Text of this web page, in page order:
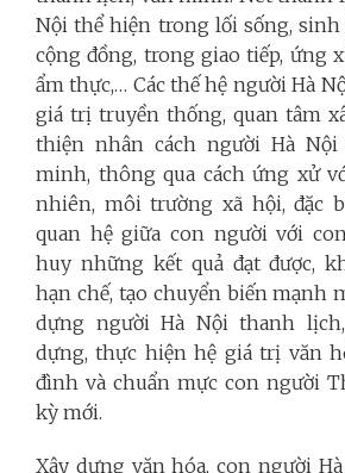
Nội thể hiện trong lối sống,
cộng đồng, trong giao tiếp, ứng
ẩm thực,… Các thế hệ người Hà
giá trị truyền thống, quan tâm
thiện nhân cách người Hà
minh, thông qua cách ứng xử
nhiên, môi trường xã hội, đặc
quan hệ giữa con người với
huy những kết quả đạt được,
hạn chế, tạo chuyển biến mạnh
dựng người Hà Nội thanh
dựng, thực hiện hệ giá trị văn
đình và chuẩn mực con người
kỳ mới.
Xây dựng văn hóa, con người